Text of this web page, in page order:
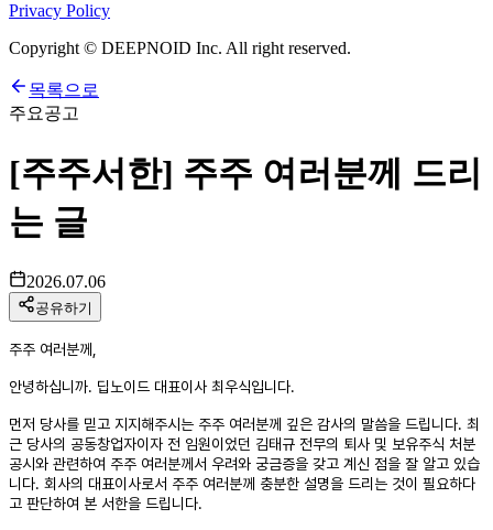
Privacy Policy
Copyright © DEEPNOID Inc. All right reserved.
목록으로
주요공고
[주주서한] 주주 여러분께 드리
는 글
2026.07.06
공유하기
주주 여러분께,
안녕하십니까. 딥노이드 대표이사 최우식입니다.
먼저 당사를 믿고 지지해주시는 주주 여러분께 깊은 감사의 말씀을 드립니다. 최
근 당사의 공동창업자이자 전 임원이었던 김태규 전무의 퇴사 및 보유주식 처분
공시와 관련하여 주주 여러분께서 우려와 궁금증을 갖고 계신 점을 잘 알고 있습
니다. 회사의 대표이사로서 주주 여러분께 충분한 설명을 드리는 것이 필요하다
고 판단하여 본 서한을 드립니다.